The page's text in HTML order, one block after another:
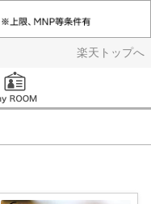
楽天トップへ